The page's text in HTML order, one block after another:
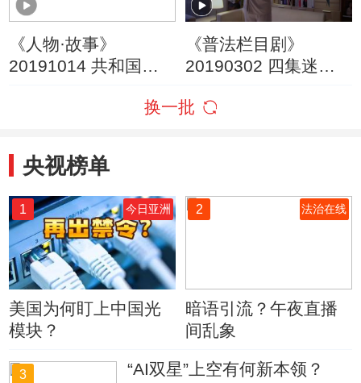
《人物·故事》
20191014 共和国勋
《普法栏目剧》
20190302 四集迷你
换一批
央视榜单
1 今日亚洲
美国为何盯上中国光
模块？
2 法治在线
暗语引流？午夜直播
间乱象
3 “AI双星”上空有何新本领？